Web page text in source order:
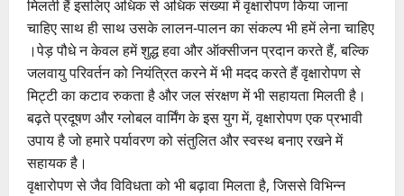
मिलती हैं इसलिए अधिक से अधिक संख्या में वृक्षारोपण किया जाना
चाहिए साथ ही साथ उसके लालन-पालन का संकल्प भी हमें लेना चाहिए
।पेड़ पौधे न केवल हमें शुद्ध हवा और ऑक्सीजन प्रदान करते हैं, बल्कि
जलवायु परिवर्तन को नियंत्रित करने में भी मदद करते हैं वृक्षारोपण से
मिट्टी का कटाव रुकता है और जल संरक्षण में भी सहायता मिलती है।
बढ़ते प्रदूषण और ग्लोबल वार्मिंग के इस युग में, वृक्षारोपण एक प्रभावी
उपाय है जो हमारे पर्यावरण को संतुलित और स्वस्थ बनाए रखने में
सहायक है।
वृक्षारोपण से जैव विविधता को भी बढ़ावा मिलता है, जिससे विभिन्न